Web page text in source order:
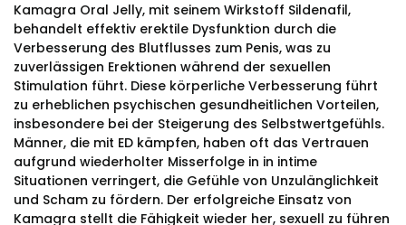
Kamagra Oral Jelly, mit seinem Wirkstoff Sildenafil,
behandelt effektiv erektile Dysfunktion durch die
Verbesserung des Blutflusses zum Penis, was zu
zuverlässigen Erektionen während der sexuellen
Stimulation führt. Diese körperliche Verbesserung führt
zu erheblichen psychischen gesundheitlichen Vorteilen,
insbesondere bei der Steigerung des Selbstwertgefühls.
Männer, die mit ED kämpfen, haben oft das Vertrauen
aufgrund wiederholter Misserfolge in in intime
Situationen verringert, die Gefühle von Unzulänglichkeit
und Scham zu fördern. Der erfolgreiche Einsatz von
Kamagra stellt die Fähigkeit wieder her, sexuell zu führen